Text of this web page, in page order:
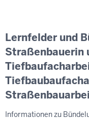
Lernfelder und
Straßenbauerin
Informationen zu